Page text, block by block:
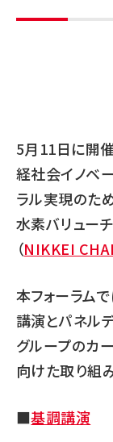
5月11日に開
経社会イノベ
ラル実現のた
水素バリュー
（NIKKEI
本フォーラム
講演とパネル
グループのカ
向けた取り組
■基調講演